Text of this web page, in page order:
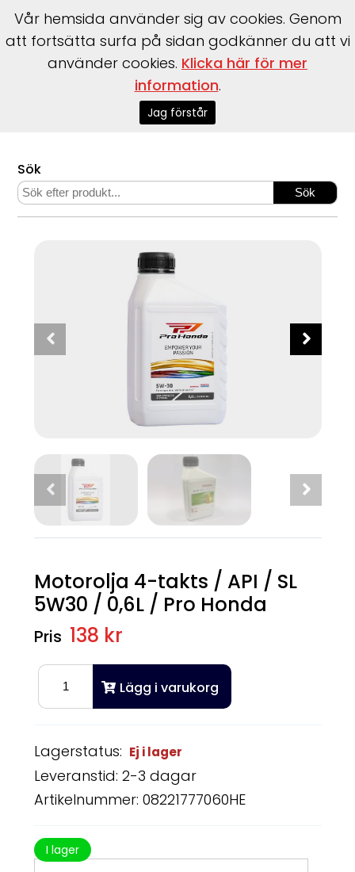
Båttillbehör>Motor och tillbehör
Motorolja 4-takts / API / SL 5W30 /
Sök
Motorolja 4-takts / API / SL
5W30 / 0,6L / Pro Honda
138 kr
Lägg i varukorg
Lagerstatus: Ej i lager
Leveranstid: 2-3 dagar
Artikelnummer: 08221777060HE
I lager
Vår hemsida använder sig av cookies. Genom
att fortsätta surfa på sidan godkänner du att vi
använder cookies. Klicka här för mer
information.
Jag förstår